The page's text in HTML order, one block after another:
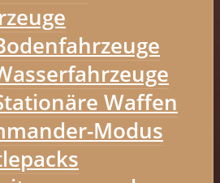
Waffen
Modus